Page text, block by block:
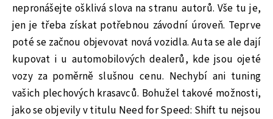
nepronášejte ošklivá slova na stranu autorů. Vše tu je,
jen je třeba získat potřebnou závodní úroveň. Teprve
poté se začnou objevovat nová vozidla. Auta se ale dají
kupovat i u automobilových dealerů, kde jsou ojeté
vozy za poměrně slušnou cenu. Nechybí ani tuning
vašich plechových krasavců. Bohužel takové možnosti,
jako se objevily v titulu Need for Speed: Shift tu nejsou